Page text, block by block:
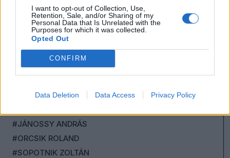
I want to opt-out of Collection, Use,
Retention, Sale, and/or Sharing of my
Personal Data that Is Unrelated with the
Purposes for which it was collected.
Opted Out
CONFIRM
Data Deletion Data Access Privacy Policy
#NÉMETH RÓBERT
#KOLLÁR ÁRPÁD
#ZDENYÁK JÓZSEF
#SCHILLINGER GYÖNGYVÉR
#SZABÓ BORBÁLA
#DOBROWIECKI PÉTER
#JÁNOSSY ANDRÁS
#ORCSIK ROLAND
#SOPOTNIK ZOLTÁN